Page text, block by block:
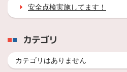
安全点検実施してます！
カテゴリ
カテゴリはありません